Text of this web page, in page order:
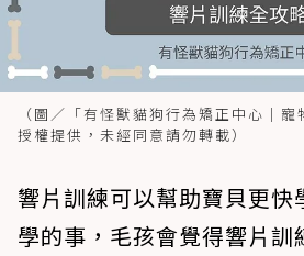
（圖／「有怪獸貓狗行為矯正中心｜
授權提供，未經同意請勿轉載）
響片訓練可以幫助寶貝更快
學的事，毛孩會覺得響片訓